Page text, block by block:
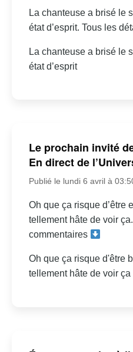
La chanteuse a brisé le
état d’esprit. Tous les
La chanteuse a brisé le
état d’esprit
Le prochain invité
En direct de
Publié le lundi 6 avril à
Oh que ça risque d’être
tellement hâte de voir
commentaires
Oh que ça risque d'être
tellement hâte de voir ça